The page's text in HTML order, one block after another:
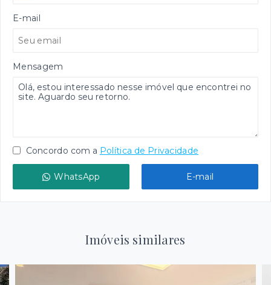
E-mail
Mensagem
Concordo com a Política de Privacidade
WhatsApp E-mail
Imóveis similares